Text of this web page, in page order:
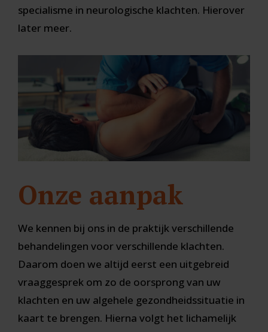
specialisme in neurologische klachten. Hierover
later meer.
Onze aanpak
We kennen bij ons in de praktijk verschillende
behandelingen voor verschillende klachten.
Daarom doen we altijd eerst een uitgebreid
vraaggesprek om zo de oorsprong van uw
klachten en uw algehele gezondheidssituatie in
kaart te brengen. Hierna volgt het lichamelijk